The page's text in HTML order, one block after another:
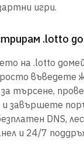
игри.
.lotto
на .lotto
въведете
търсене,
завършете
DNS,
и 24/7